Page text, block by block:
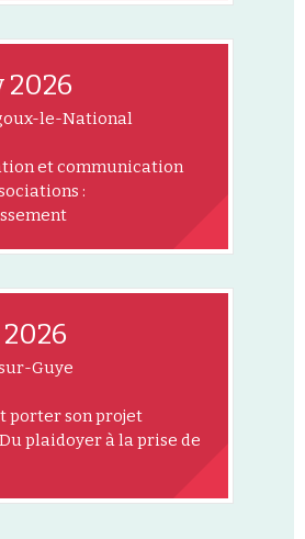
2026
le-National
et communication
:
Guye
porter son projet
plaidoyer à la prise de